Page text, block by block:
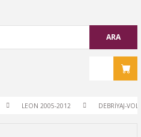
ARA
LEON 2005-2012 DEBRİYAJ-